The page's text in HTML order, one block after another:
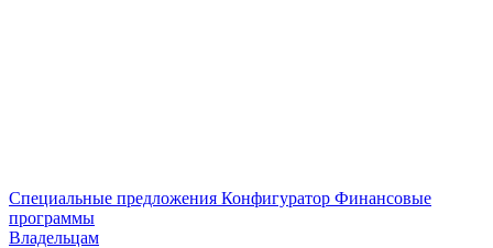
Специальные предложения Конфигуратор Финансовые
программы
Владельцам